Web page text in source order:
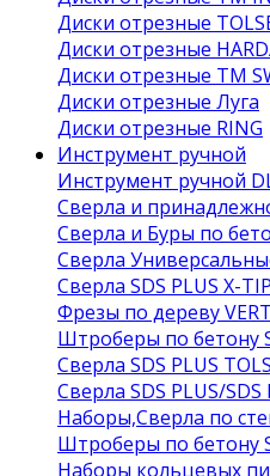
Диски отрезные
Диски отрезные
Диски отрезные ТМ
Диски отрезные Луга
Диски отрезные RING
Инструмент ручной
Инструмент ручной
Сверла и
Сверла и Буры по
Сверла
Сверла SDS PLUS X-
Фрезы по дереву
Штроберы по бетону
Сверла SDS PLUS
Сверла SDS PLUS/
Наборы,Сверла по
Штроберы по бетону
Наборы кольцевых